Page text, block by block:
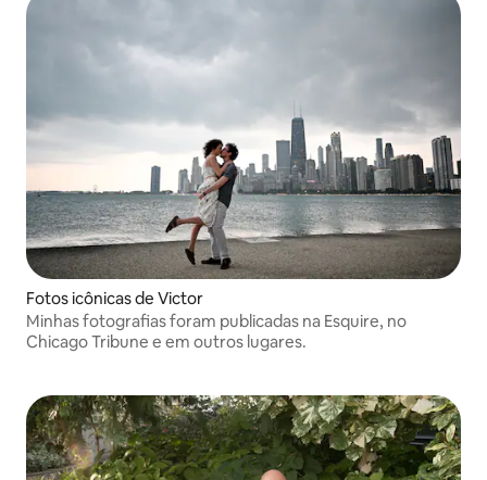
Fotos icônicas de Victor
Minhas fotografias foram publicadas na Esquire, no
Chicago Tribune e em outros lugares.